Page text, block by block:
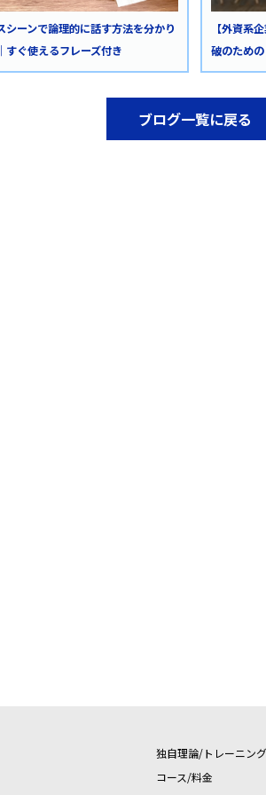
シーンで論理的に話す方法を分かり
すぐ使えるフレーズ付き
【外資系
破のため
ブログ一覧に戻る
独自理論/トレーニン
コース/料金